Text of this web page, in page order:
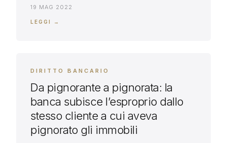
fideiussioni ABI, censurate da Bankitalia per
19 MAG 2022
LEGGI →
DIRITTO BANCARIO
Da pignorante a pignorata: la
banca subisce l’esproprio dallo
stesso cliente a cui aveva
pignorato gli immobili